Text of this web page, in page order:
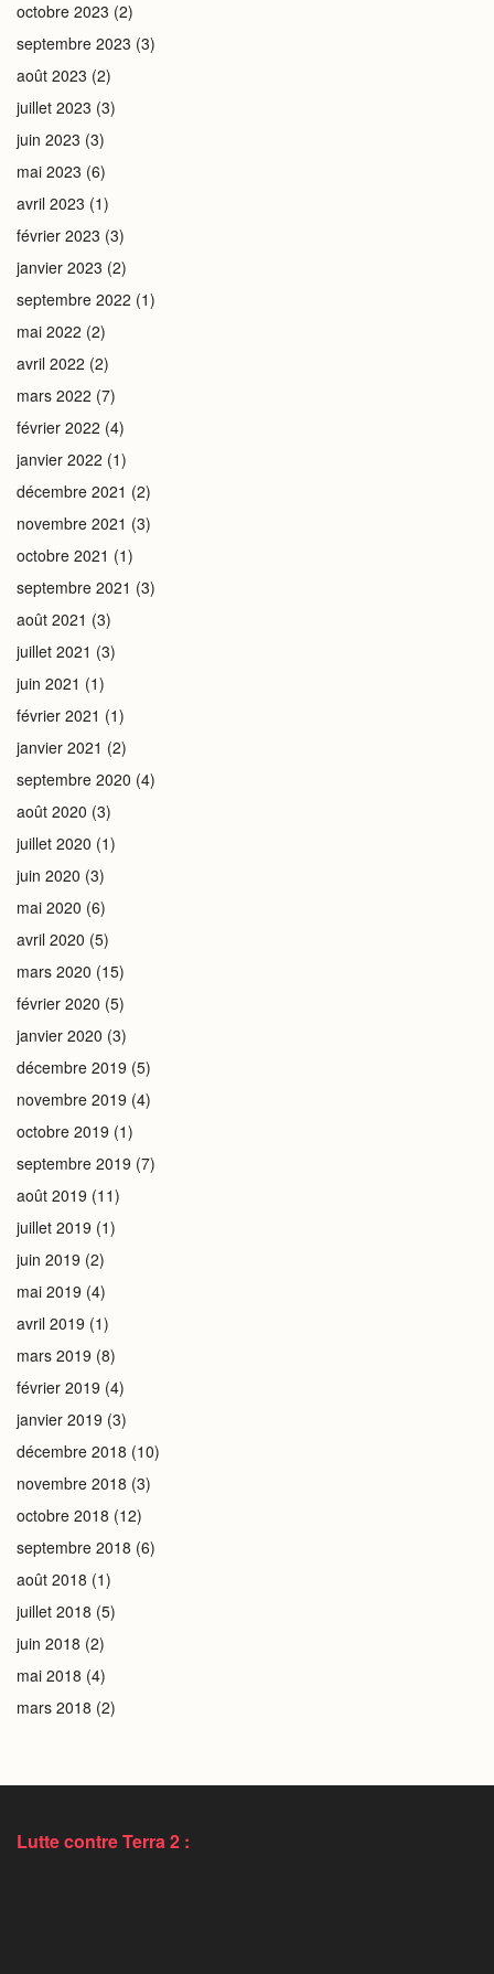
octobre 2023 (2)
septembre 2023 (3)
août 2023 (2)
juillet 2023 (3)
juin 2023 (3)
mai 2023 (6)
avril 2023 (1)
février 2023 (3)
janvier 2023 (2)
septembre 2022 (1)
mai 2022 (2)
avril 2022 (2)
mars 2022 (7)
février 2022 (4)
janvier 2022 (1)
décembre 2021 (2)
novembre 2021 (3)
octobre 2021 (1)
septembre 2021 (3)
août 2021 (3)
juillet 2021 (3)
juin 2021 (1)
février 2021 (1)
janvier 2021 (2)
septembre 2020 (4)
août 2020 (3)
juillet 2020 (1)
juin 2020 (3)
mai 2020 (6)
avril 2020 (5)
mars 2020 (15)
février 2020 (5)
janvier 2020 (3)
décembre 2019 (5)
novembre 2019 (4)
octobre 2019 (1)
septembre 2019 (7)
août 2019 (11)
juillet 2019 (1)
juin 2019 (2)
mai 2019 (4)
avril 2019 (1)
mars 2019 (8)
février 2019 (4)
janvier 2019 (3)
décembre 2018 (10)
novembre 2018 (3)
octobre 2018 (12)
septembre 2018 (6)
août 2018 (1)
juillet 2018 (5)
juin 2018 (2)
mai 2018 (4)
mars 2018 (2)
Lutte contre Terra 2 :